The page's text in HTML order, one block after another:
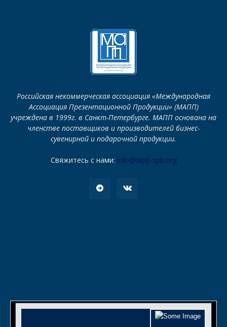
Российская некоммерческая ассоциация «Международная
Ассоциация Презентационной Продукции» (МАПП)
учреждена в 1999г. в Санкт-Петербурге. МАПП основана на
членстве поставщиков и производителей бизнес-
сувенирной и подарочной продукции.
Свяжитесь с нами: info@iapp-spb.org